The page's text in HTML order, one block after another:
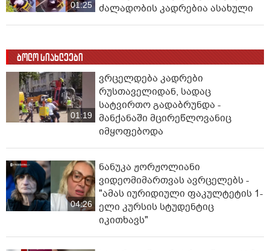
01:25
ძალადობის კადრებია ასახული
ბოლო სიახლეები
01:19
ვრცელდება კადრები
რუსთაველიდან, სადაც
სატვირთო გადაბრუნდა -
მანქანაში მცირეწლოვანიც
იმყოფებოდა
04:26
ნანუკა ჟორჟოლიანი
ვიდეომიმართვას ავრცელებს -
"ამას იურიდიული ფაკულტეტის 1-
ელი კურსის სტუდენტიც
იკითხავს"